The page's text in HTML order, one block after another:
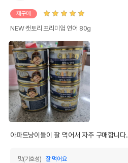
재구매
NEW 캣토리 프리미엄 연어 80g
아파트냥이들이 잘 먹어서 자주 구매합니다.
맛(기호성)
잘 먹어요